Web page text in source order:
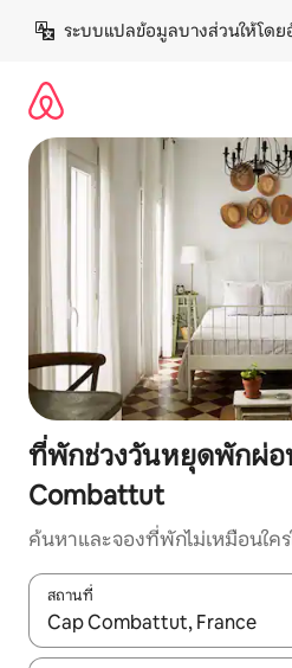
เนื้อหา
ระบบแปลข้อมูลบางส่วนให้โดย
ที่พักช่วงวันหยุดพักผ่อ
Combattut
ค้นหาและจองที่พักไม่เหมือนใคร
สถานที่
ใช้ลูกศรขึ้นลง หรือใช้การสัมผัสหรื